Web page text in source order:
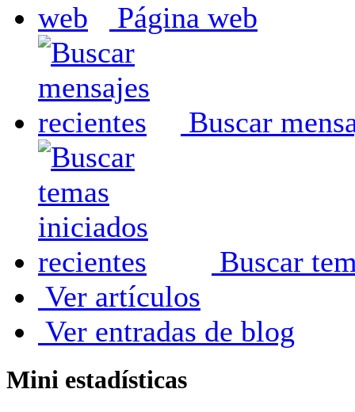
Página web
Buscar
Buscar
Ver artículos
Ver entradas de blog
Mini estadísticas